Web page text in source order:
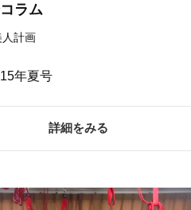
ラム
人計画
年夏号
詳細をみる